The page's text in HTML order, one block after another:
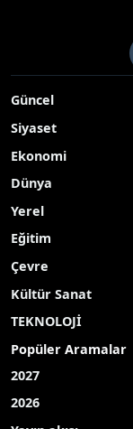
Güncel
Siyaset
Ekonomi
Dünya
Yerel
Eğitim
Çevre
Kültür Sanat
TEKNOLOJİ
Popüler Aramalar
2027
2026